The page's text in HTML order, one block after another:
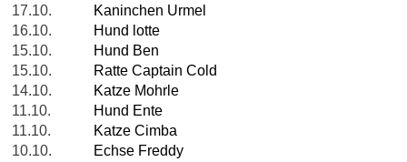
17.10.
Kaninchen Urmel
16.10.
Hund lotte
15.10.
Hund Ben
15.10.
Ratte Captain Cold
14.10.
Katze Mohrle
11.10.
Hund Ente
11.10.
Katze Cimba
10.10.
Echse Freddy